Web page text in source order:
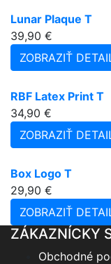
Lunar Plaque T
39,90 €
ZOBRAZIŤ
RBF Latex Print T
34,90 €
ZOBRAZIŤ
Box Logo T
29,90 €
ZOBRAZIŤ
ZÁKAZNÍCKY
Obchodné